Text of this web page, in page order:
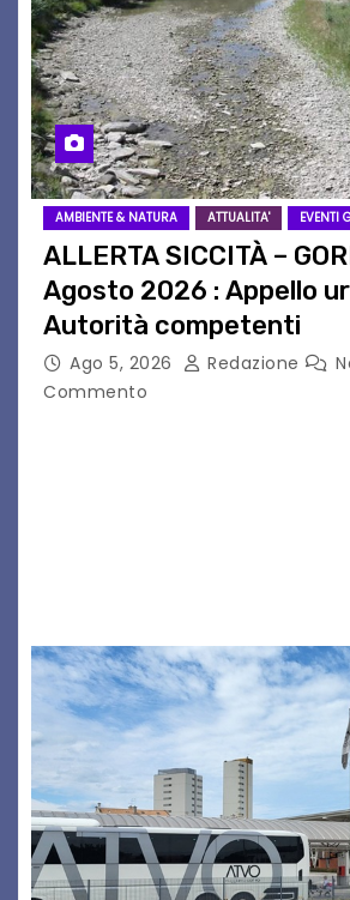
AMBIENTE & NATURA ATTUALITA' EVENTI
ALLERTA SICCITÀ –
Agosto 2026 : Appello
Autorità competenti
Ago 5, 2026 Redazione
Commento